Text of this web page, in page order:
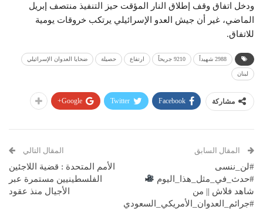
ودخل اتفاق وقف إطلاق النار المؤقت حيز التنفيذ منتصف إبريل
الماضي، غير أن جيش العدو الإسرائيلي يرتكب خروقات يومية
للاتفاق.
2988 شهيداً 9210 جريحاً ارتفاع حصيلة ضحايا العدوان الإسرائيلي
لبنان
مشاركة Facebook
Twitter
Google+
المقال السابق
#لن_ننسى
#حدث_في_مثل_هذا_اليوم
شاهد فلاش || من
#جرائم_العدوان_الأمريكي_السعودي
المقال التالي
الأمم المتحدة : قضية اللاجئين
الفلسطينيين مستمرة عبر
الأجيال منذ عقود